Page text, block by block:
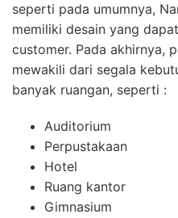
seperti pada umumnya,
memiliki desain yang
customer. Pada akhirnya,
mewakili dari segala
banyak ruangan, seperti :
Auditorium
Perpustakaan
Hotel
Ruang kantor
Gimnasium